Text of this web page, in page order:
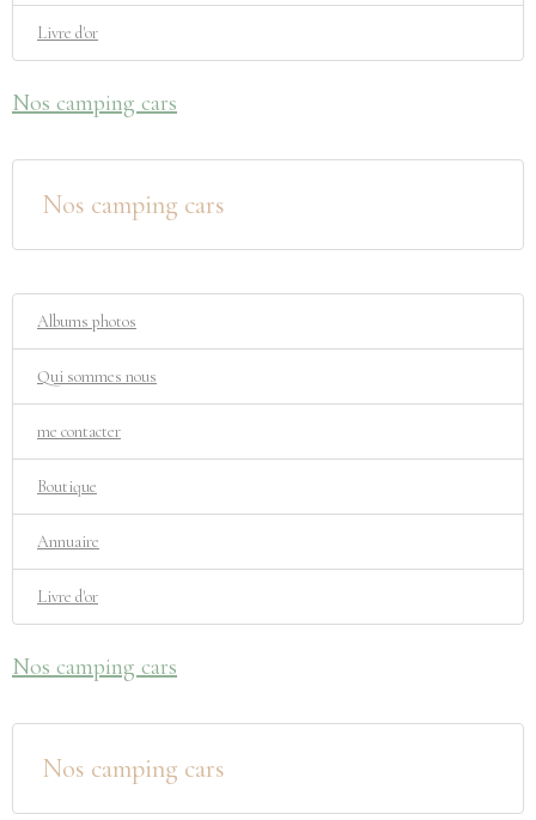
Livre d'or
Nos camping cars
Nos camping cars
Albums photos
Qui sommes nous
me contacter
Boutique
Annuaire
Livre d'or
Nos camping cars
Nos camping cars